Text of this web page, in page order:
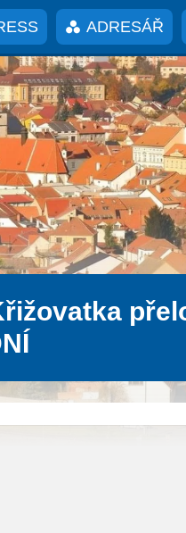
ADRESÁŘ